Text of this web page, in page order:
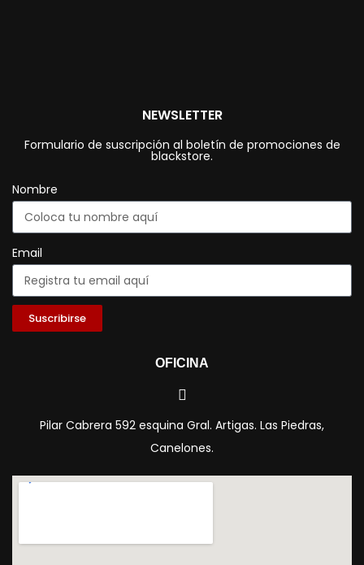
NEWSLETTER
Formulario de suscripción al boletín de promociones de
blackstore.
Nombre
Email
Suscribirse
OFICINA
Pilar Cabrera 592 esquina Gral. Artigas. Las Piedras,
Canelones.